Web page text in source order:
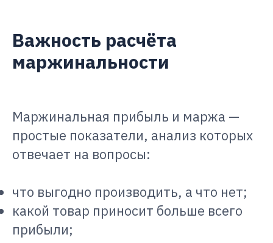
Важность расчёта
маржинальности
Маржинальная прибыль и маржа —
простые показатели, анализ которых
отвечает на вопросы:
что выгодно производить, а что нет;
какой товар приносит больше всего
прибыли;